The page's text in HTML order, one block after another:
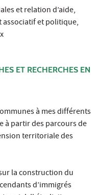
et relation d’aide,
et politique,
ET RECHERCHES EN
à mes différents
à partir des parcours de
territoriale des
la construction du
d’immigrés